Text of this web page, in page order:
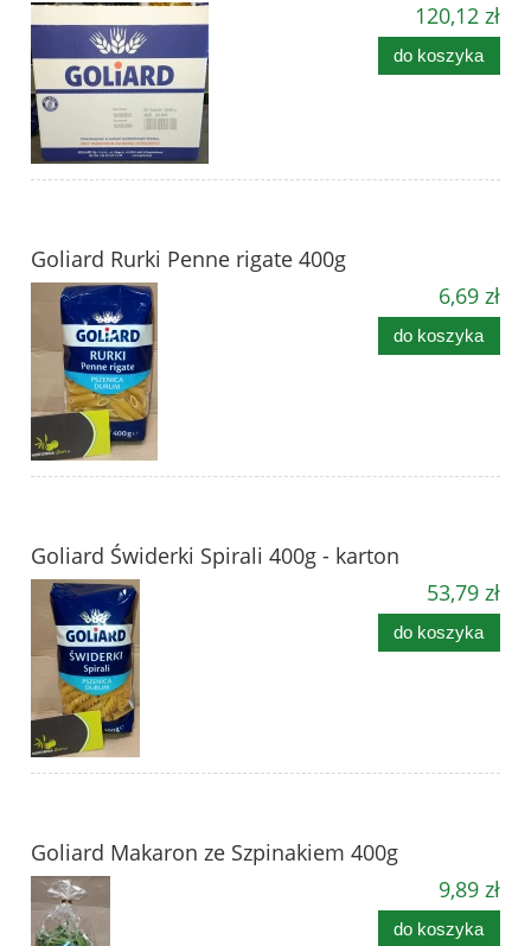
120,12 zł
do koszyka
Goliard Rurki Penne rigate 400g
6,69 zł
do koszyka
Goliard Świderki Spirali 400g - karton
53,79 zł
do koszyka
Goliard Makaron ze Szpinakiem 400g
9,89 zł
do koszyka